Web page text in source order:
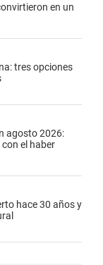
en un
tres opciones
agosto 2026:
el haber
hace 30 años y